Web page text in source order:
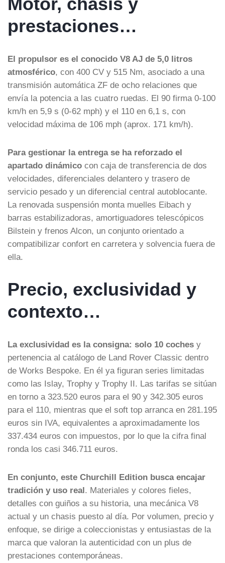
prestaciones…
El propulsor es el conocido V8 AJ de 5,0 litros
atmosférico, con 400 CV y 515 Nm, asociado a una
transmisión automática ZF de ocho relaciones que
envía la potencia a las cuatro ruedas. El 90 firma 0-100
km/h en 5,9 s (0-62 mph) y el 110 en 6,1 s, con
velocidad máxima de 106 mph (aprox. 171 km/h).
Para gestionar la entrega se ha reforzado el
apartado dinámico con caja de transferencia de dos
velocidades, diferenciales delantero y trasero de
servicio pesado y un diferencial central autoblocante.
La renovada suspensión monta muelles Eibach y
barras estabilizadoras, amortiguadores telescópicos
Bilstein y frenos Alcon, un conjunto orientado a
compatibilizar confort en carretera y solvencia fuera de
ella.
Precio, exclusividad y
contexto…
La exclusividad es la consigna: solo 10 coches y
pertenencia al catálogo de Land Rover Classic dentro
de Works Bespoke. En él ya figuran series limitadas
como las Islay, Trophy y Trophy II. Las tarifas se sitúan
en torno a 323.520 euros para el 90 y 342.305 euros
para el 110, mientras que el soft top arranca en 281.195
euros sin IVA, equivalentes a aproximadamente los
337.434 euros con impuestos, por lo que la cifra final
ronda los casi 346.711 euros.
En conjunto, este Churchill Edition busca encajar
tradición y uso real. Materiales y colores fieles,
detalles con guiños a su historia, una mecánica V8
actual y un chasis puesto al día. Por volumen, precio y
enfoque, se dirige a coleccionistas y entusiastas de la
marca que valoran la autenticidad con un plus de
prestaciones contemporáneas.